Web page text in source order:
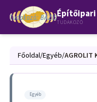
Építőipari
TUDAKOZÓ
Főoldal/Egyéb/
Egyéb